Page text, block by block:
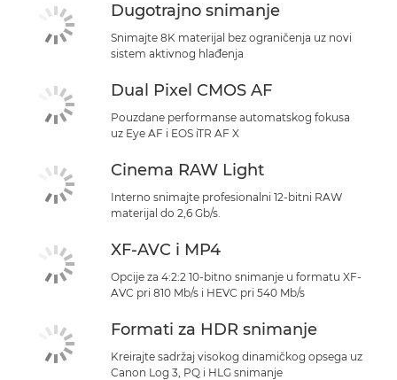
Dugotrajno snimanje
Snimajte 8K materijal bez ograničenja uz novi
sistem aktivnog hlađenja
Dual Pixel CMOS AF
Pouzdane performanse automatskog fokusa
uz Eye AF i EOS iTR AF X
Cinema RAW Light
Interno snimajte profesionalni 12-bitni RAW
materijal do 2,6 Gb/s.
XF-AVC i MP4
Opcije za 4:2:2 10-bitno snimanje u formatu XF-
AVC pri 810 Mb/s i HEVC pri 540 Mb/s
Formati za HDR snimanje
Kreirajte sadržaj visokog dinamičkog opsega uz
Canon Log 3, PQ i HLG snimanje